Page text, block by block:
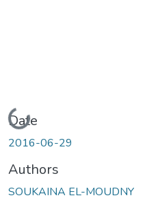
Loading...
Date
2016-06-29
Authors
SOUKAINA EL-MOUDNY